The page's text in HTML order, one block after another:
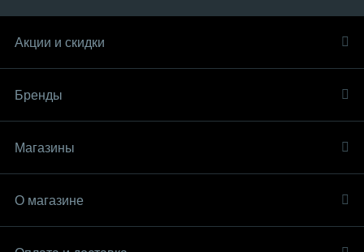
Акции и скидки
Бренды
Магазины
О магазине